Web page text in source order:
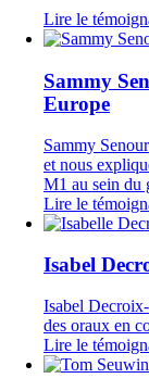
Lire le
Sammy
Europe
Sammy
et nous
M1 au sein du
Lire le
Isabel
Isabel
des oraux en
Lire le